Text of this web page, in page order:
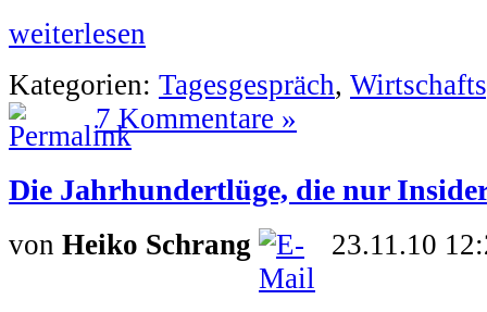
weiterlesen
Kategorien: Tagesgespräch,
7 Kommentare »
Die Jahrhundertlüge, die nur
von Heiko Schrang 23.11.10